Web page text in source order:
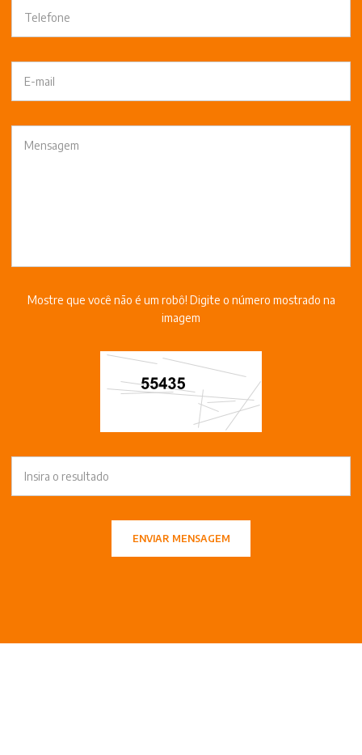
Mostre que você não é um robô! Digite o número mostrado na
imagem
ENVIAR MENSAGEM